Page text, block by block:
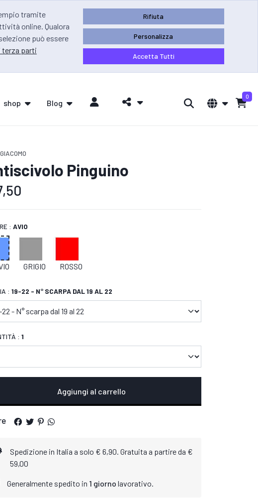
tramite
online. Qualora
può essere
terza parti
Rifiuta
Personalizza
Accetta Tutti
shop Blog
0
Pinguino
: AVIO
GRIGIO ROSSO
: 19-22 - N° SCARPA DAL 19 AL 22
: 1
Aggiungi al carrello
Spedizione in Italia a solo € 6,90. Gratuita a partire da €
59,00
Generalmente spedito in 1 giorno lavorativo.